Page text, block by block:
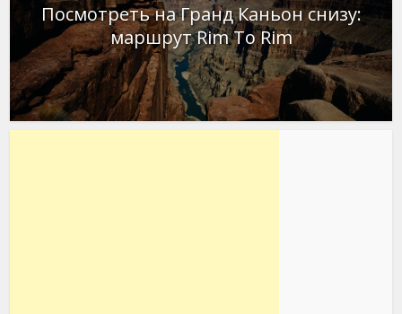
Посмотреть на Гранд Каньон снизу:
маршрут Rim To Rim